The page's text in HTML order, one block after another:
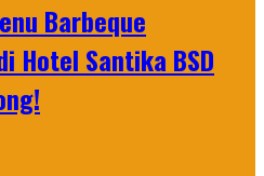
Barbeque
Hotel Santika BSD